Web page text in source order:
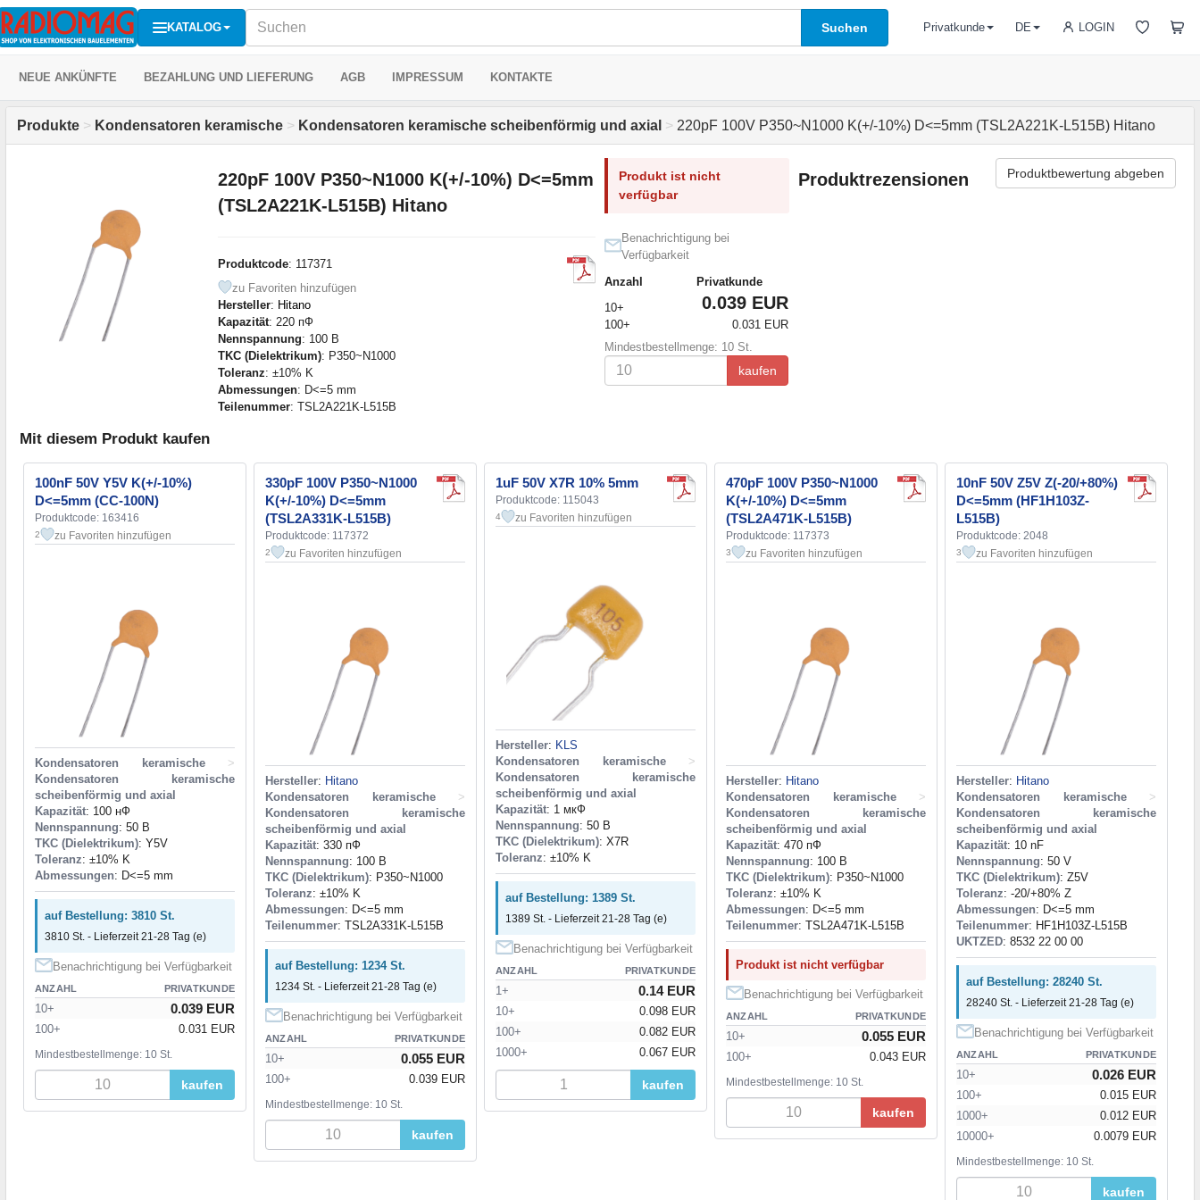
KATALOG Suchen LOGIN
Privatkunde DE
NEUE ANKÜNFTE BEZAHLUNG UND LIEFERUNG AGB IMPRESSUM KONTAKTE
Produkte > Kondensatoren keramische > Kondensatoren keramische scheibenförmig und axial > 220pF 100V P350~N1000 K(+/-10%) D<=5mm (TSL2A221K-L515B) Hitano
220pF 100V P350~N1000 K(+/-10%) D<=5mm
(TSL2A221K-L515B) Hitano
Produktcode: 117371
zu Favoriten hinzufügen
Hersteller: Hitano
Kapazität: 220 пФ
Nennspannung: 100 В
TKC (Dielektrikum): P350~N1000
Toleranz: ±10% K
Abmessungen: D<=5 mm
Teilenummer: TSL2A221K-L515B
Produkt ist nicht
verfügbar
Benachrichtigung bei
Verfügbarkeit
Anzahl
Privatkunde
10+
0.039 EUR
100+
0.031 EUR
Mindestbestellmenge: 10 St.
kaufen
Produktrezensionen Produktbewertung abgeben
Mit diesem Produkt kaufen
100nF 50V Y5V K(+/-10%)
D<=5mm (CC-100N)
Produktcode: 163416
2 zu Favoriten hinzufügen
Kondensatoren keramische
>
Kondensatoren keramische
scheibenförmig und axial
Kapazität: 100 нФ
Nennspannung: 50 В
TKC (Dielektrikum): Y5V
Toleranz: ±10% K
Abmessungen: D<=5 mm
auf Bestellung: 3810 St.
3810 St. - Lieferzeit 21-28 Tag (e)
Benachrichtigung bei Verfügbarkeit
ANZAHL PRIVATKUNDE
10+ 0.039 EUR
100+ 0.031 EUR
Mindestbestellmenge: 10 St.
kaufen
330pF 100V P350~N1000
K(+/-10%) D<=5mm
(TSL2A331K-L515B)
Produktcode: 117372
2 zu Favoriten hinzufügen
Hersteller: Hitano
Kondensatoren keramische
>
Kondensatoren keramische
scheibenförmig und axial
Kapazität: 330 пФ
Nennspannung: 100 В
TKC (Dielektrikum): P350~N1000
Toleranz: ±10% K
Abmessungen: D<=5 mm
Teilenummer: TSL2A331K-L515B
auf Bestellung: 1234 St.
1234 St. - Lieferzeit 21-28 Tag (e)
Benachrichtigung bei Verfügbarkeit
ANZAHL PRIVATKUNDE
10+ 0.055 EUR
100+ 0.039 EUR
Mindestbestellmenge: 10 St.
kaufen
1uF 50V X7R 10% 5mm
Produktcode: 115043
4 zu Favoriten hinzufügen
Hersteller: KLS
Kondensatoren keramische
>
Kondensatoren keramische
scheibenförmig und axial
Kapazität: 1 мкФ
Nennspannung: 50 В
TKC (Dielektrikum): X7R
Toleranz: ±10% K
auf Bestellung: 1389 St.
1389 St. - Lieferzeit 21-28 Tag (e)
Benachrichtigung bei Verfügbarkeit
ANZAHL PRIVATKUNDE
1+ 0.14 EUR
10+
0.098 EUR
100+
0.082 EUR
1000+
0.067 EUR
kaufen
470pF 100V P350~N1000
K(+/-10%) D<=5mm
(TSL2A471K-L515B)
Produktcode: 117373
3 zu Favoriten hinzufügen
Hersteller: Hitano
Kondensatoren keramische
>
Kondensatoren keramische
scheibenförmig und axial
Kapazität: 470 пФ
Nennspannung: 100 В
TKC (Dielektrikum): P350~N1000
Toleranz: ±10% K
Abmessungen: D<=5 mm
Teilenummer: TSL2A471K-L515B
Produkt ist nicht verfügbar
Benachrichtigung bei Verfügbarkeit
ANZAHL PRIVATKUNDE
10+ 0.055 EUR
100+ 0.043 EUR
Mindestbestellmenge: 10 St.
kaufen
10nF 50V Z5V Z(-20/+80%)
D<=5mm (HF1H103Z-
L515B)
Produktcode: 2048
3 zu Favoriten hinzufügen
Hersteller: Hitano
Kondensatoren keramische
>
Kondensatoren keramische
scheibenförmig und axial
Kapazität: 10 nF
Nennspannung: 50 V
TKC (Dielektrikum): Z5V
Toleranz: -20/+80% Z
Abmessungen: D<=5 mm
Teilenummer: HF1H103Z-L515B
UKTZED: 8532 22 00 00
auf Bestellung: 28240 St.
28240 St. - Lieferzeit 21-28 Tag (e)
Benachrichtigung bei Verfügbarkeit
ANZAHL PRIVATKUNDE
10+ 0.026 EUR
100+
0.015 EUR
1000+
0.012 EUR
10000+
0.0079 EUR
Mindestbestellmenge: 10 St.
kaufen